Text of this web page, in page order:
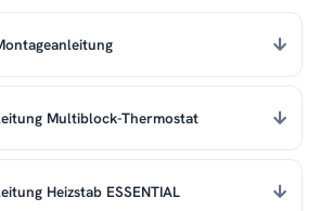
Multiblock-Thermostat
Heizstab ESSENTIAL